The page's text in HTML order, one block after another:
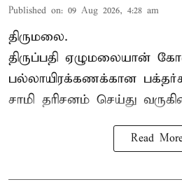
Published on: 09 Aug 2026, 4:28 am
திருமலை.
திருப்பதி ஏழுமலையான்
பல்லாயிரக்கணக்கான
சாமி தரிசனம் செய்து
Read